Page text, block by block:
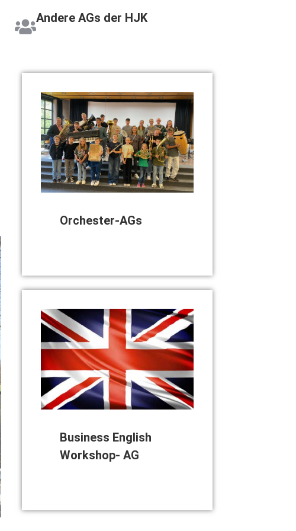
Ande­re AGs der HJK
Orches­ter-AGs
Busi­ness Eng­lish
Work­shop- AG